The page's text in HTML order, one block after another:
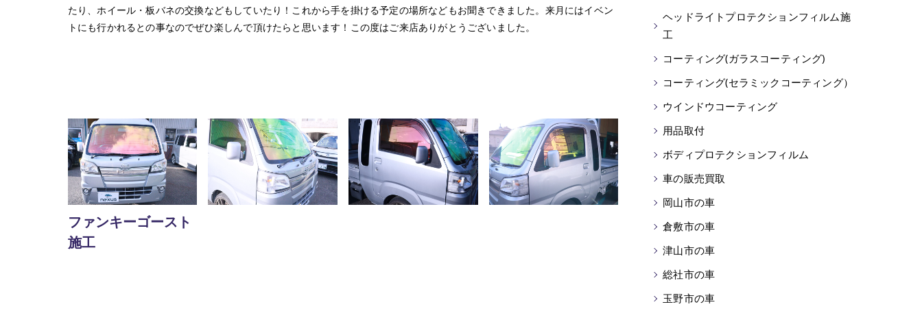
たり、ホイール・板バネの交換などもしていたり！これから手を掛ける予定の場所などもお聞きできました。来月にはイベン
トにも行かれるとの事なのでぜひ楽しんで頂けたらと思います！この度はご来店ありがとうございました。
ファンキーゴースト
施工
ヘッドライトプロテクションフィルム施
工
コーティング(ガラスコーティング)
コーティング(セラミックコーティング）
ウインドウコーティング
用品取付
ボディプロテクションフィルム
車の販売買取
岡山市の車
倉敷市の車
津山市の車
総社市の車
玉野市の車